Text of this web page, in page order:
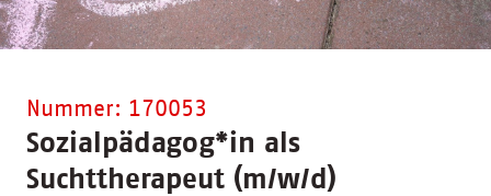
Nummer: 170053
Sozialpädagog*in als
Suchttherapeut (m/w/d)